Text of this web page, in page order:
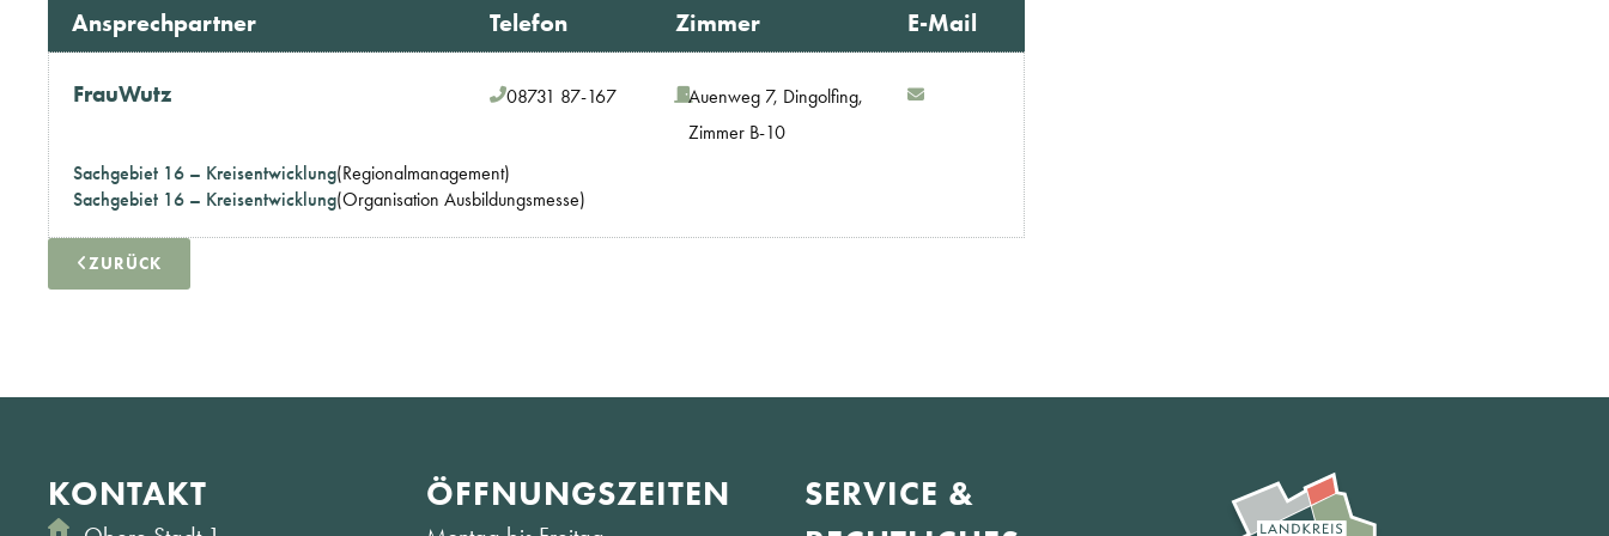
Ansprechpartner Telefon Zimmer E-Mail
FrauWutz 08731 87-167
Auenweg 7, Dingolfing,
Zimmer B-10
Sachgebiet 16 – Kreisentwicklung(Regionalmanagement)
Sachgebiet 16 – Kreisentwicklung(Organisation Ausbildungsmesse)
ZURÜCK
KONTAKT ÖFFNUNGS­ZEITEN
SERVICE &